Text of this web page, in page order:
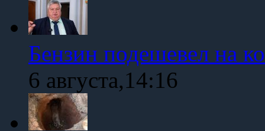
Бензин подешевел на
6 августа,14:16